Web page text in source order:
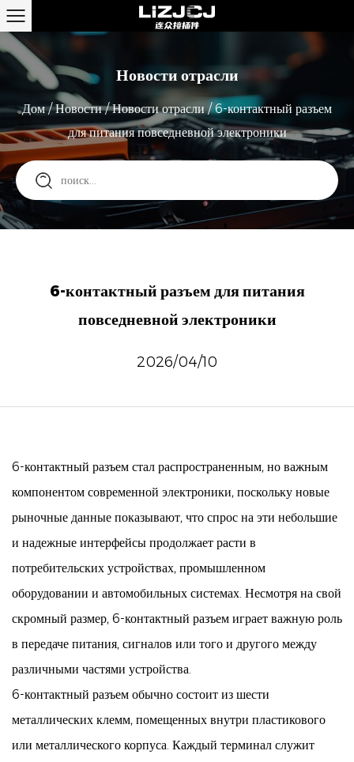
Новости отрасли
Дом/Новости/Новости отрасли/6-контактный разъем
для питания повседневной электроники
6-контактный разъем для питания
повседневной электроники
2026/04/10
6-контактный разъем стал распространенным, но важным
компонентом современной электроники, поскольку новые
рыночные данные показывают, что спрос на эти небольшие
и надежные интерфейсы продолжает расти в
потребительских устройствах, промышленном
оборудовании и автомобильных системах. Несмотря на свой
скромный размер, 6-контактный разъем играет важную роль
в передаче питания, сигналов или того и другого между
различными частями устройства.
6-контактный разъем обычно состоит из шести
металлических клемм, помещенных внутри пластикового
или металлического корпуса. Каждый терминал служит